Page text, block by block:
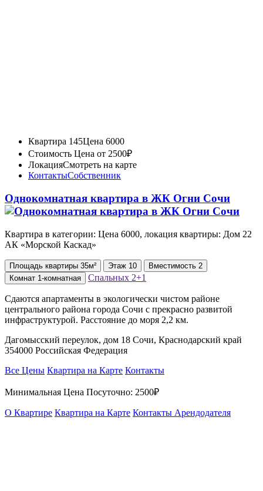
Квартира 145Цена 6000
Стоимость Цена от 2500₽
ЛокацияСмотреть на карте
КонтактыСобственник
Однокомнатная квартира в ЖК Огни Сочи
Квартира в категории: Цена 6000, локация квартиры: Дом 22
АК «Морской Каскад»
Площадь квартиры 35м² Этаж 10 Вместимость 2
Комнат 1-комнатная Спальных 2+1
Сдаются апартаменты в экологически чистом районе
центрального района города Сочи с прекрасно развитой
инфраструктурой. Расстояние до моря 2,2 км.
Дагомысский переулок, дом 18 Сочи, Краснодарский край
354000 Российская Федерация
Все Цены Квартира на Карте Контакты
Минимальная Цена Посуточно: 2500₽
О Квартире Квартира на Карте Контакты Арендодателя